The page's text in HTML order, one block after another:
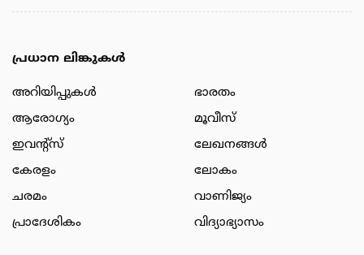
പ്രധാന ലിങ്കുകൾ
അറിയിപ്പുകള്‍
ആരോഗ്യം
ഇവന്റ്സ്
കേരളം
ചരമം
പ്രാദേശികം
ഭാരതം
മൂവീസ്
ലേഖനങ്ങള്‍
ലോകം
വാണിജ്യം
വിദ്യാഭ്യാസം